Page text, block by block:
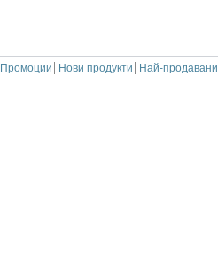
Промоции Нови продукти Най-продавани